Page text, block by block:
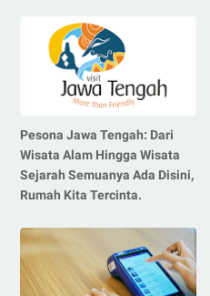
Pesona Jawa Tengah: Dari
Wisata Alam Hingga Wisata
Sejarah Semuanya Ada Disini,
Rumah Kita Tercinta.